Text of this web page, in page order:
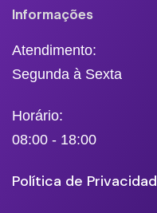
Informações
Atendimento:
Segunda à Sexta
Horário:
08:00 - 18:00
Política de